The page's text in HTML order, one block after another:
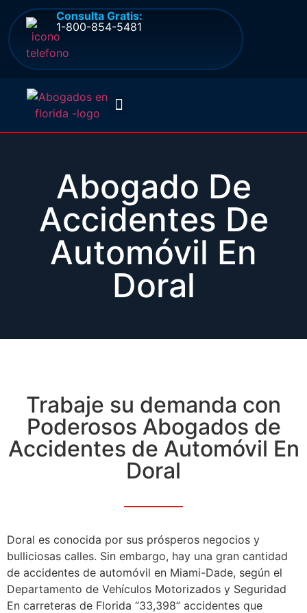
Consulta Gratis:
1-800-854-5481
Abogado De
Accidentes De
Automóvil En
Doral
Trabaje su demanda con
Poderosos Abogados de
Accidentes de Automóvil En
Doral
Doral es conocida por sus prósperos negocios y
bulliciosas calles. Sin embargo, hay una gran cantidad
de accidentes de automóvil en Miami-Dade, según el
Departamento de Vehículos Motorizados y Seguridad
En carreteras de Florida “33,398” accidentes que